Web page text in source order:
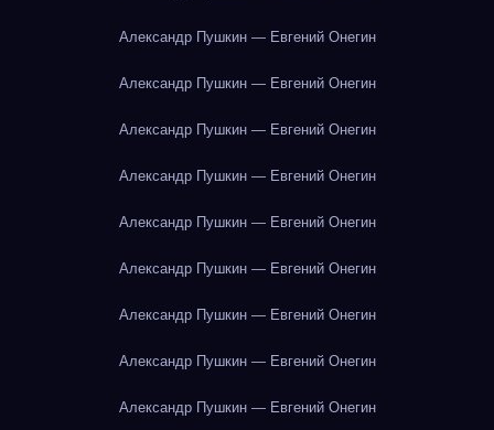
Александр Пушкин — Евгений Онегин
Александр Пушкин — Евгений Онегин
Александр Пушкин — Евгений Онегин
Александр Пушкин — Евгений Онегин
Александр Пушкин — Евгений Онегин
Александр Пушкин — Евгений Онегин
Александр Пушкин — Евгений Онегин
Александр Пушкин — Евгений Онегин
Александр Пушкин — Евгений Онегин